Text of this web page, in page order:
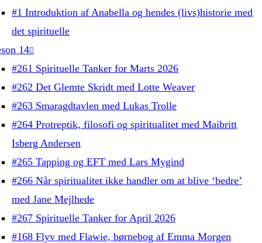
#1 Introduktion af Anabella og hendes (livs)historie med
det spirituelle
14
#261 Spirituelle Tanker for Marts 2026
#262 Det Glemte Skridt med Lotte Weaver
#263 Smaragdtavlen med Lukas Trolle
#264 Protreptik, filosofi og spiritualitet med Maibritt
Isberg Andersen
#265 Tapping og EFT med Lars Mygind
#266 Når spiritualitet ikke handler om at blive ‘bedre’
med Jane Mejlhede
#267 Spirituelle Tanker for April 2026
#168 Flyv med Flawie, børnebog af Emma Morgen